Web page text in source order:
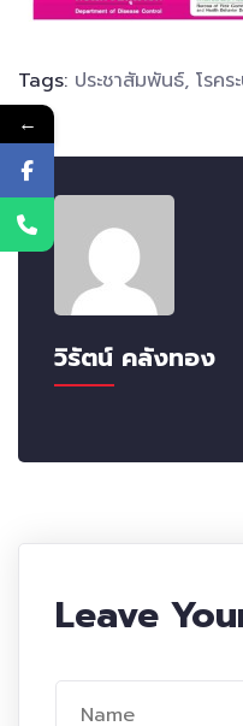
Tags: ประชาสัมพันธ์, โรคร
วิรัตน์ คลังทอง
Leave
←